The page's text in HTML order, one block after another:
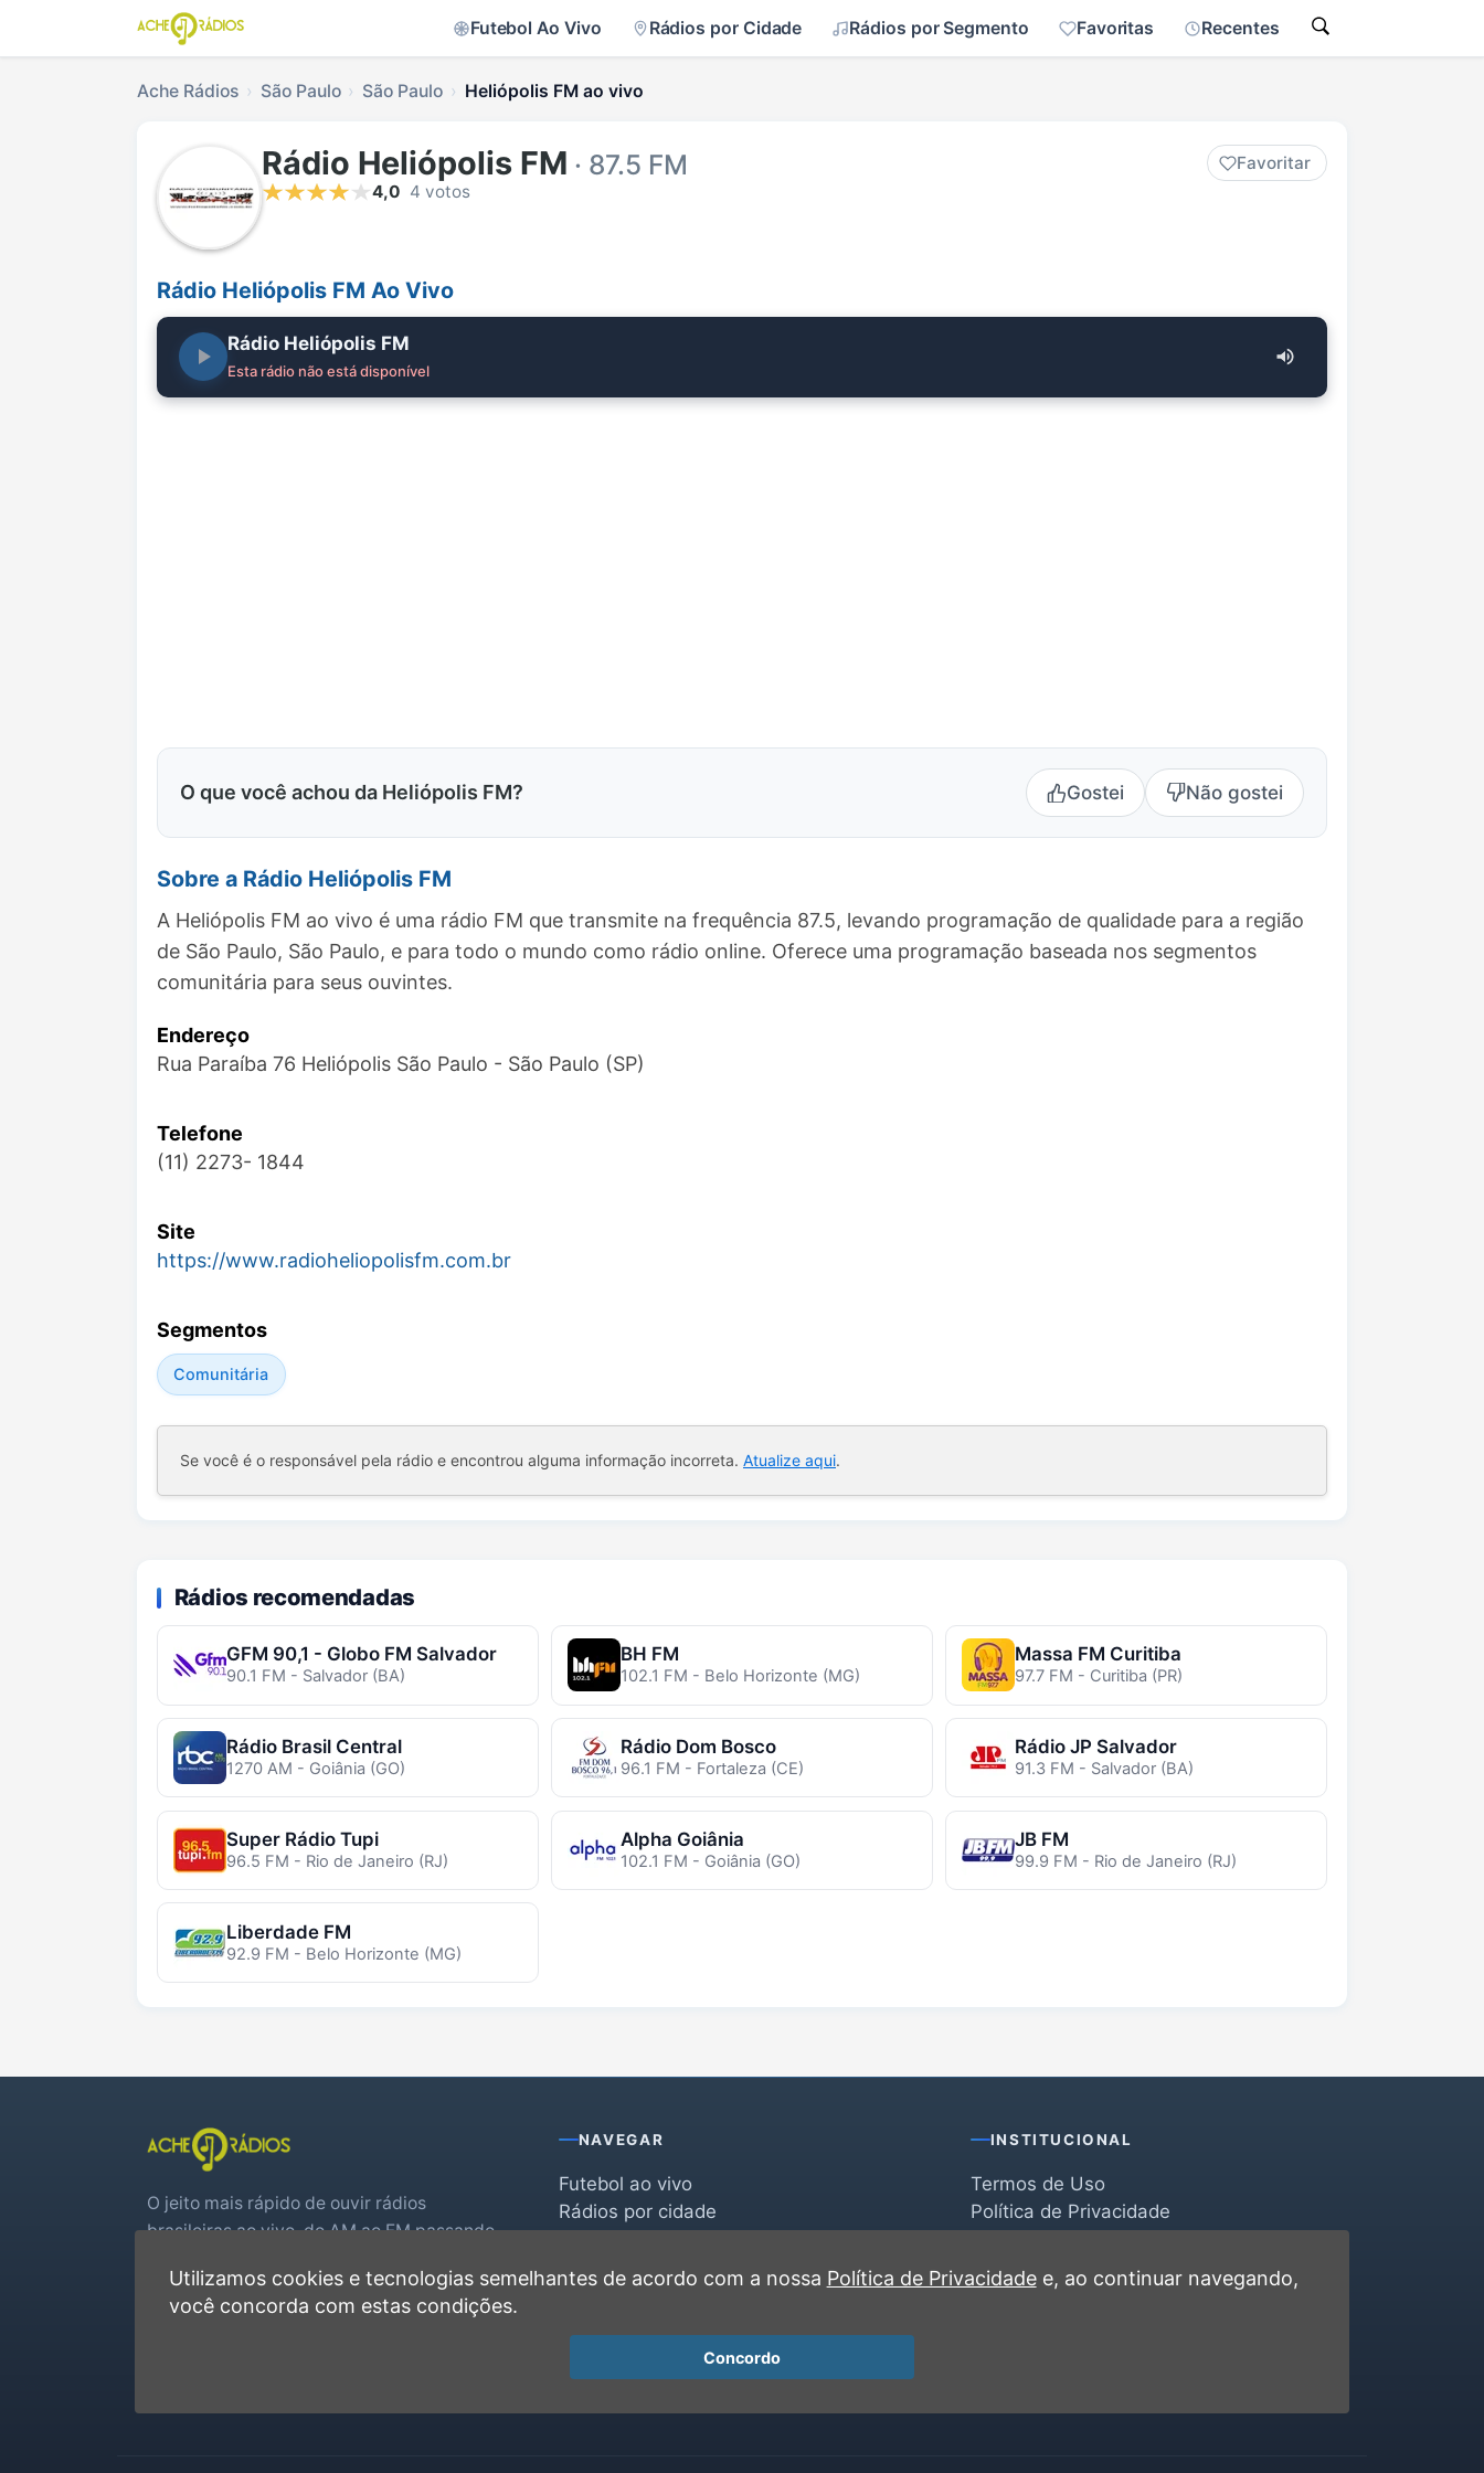
Futebol Ao Vivo Rádios por Cidade Rádios por Segmento Favoritas Recentes
Ache Rádios São Paulo São Paulo Heliópolis FM ao vivo
Rádio Heliópolis FM · 87.5 FM
Favoritar
4,0 4 votos
Rádio Heliópolis FM Ao Vivo
Rádio Heliópolis FM
Esta rádio não está disponível
O que você achou da Heliópolis FM? Gostei Não gostei
Sobre a Rádio Heliópolis FM
A Heliópolis FM ao vivo é uma rádio FM que transmite na frequência 87.5, levando programação de qualidade para a região
de São Paulo, São Paulo, e para todo o mundo como rádio online. Oferece uma programação baseada nos segmentos
comunitária para seus ouvintes.
Endereço
Rua Paraíba 76 Heliópolis São Paulo - São Paulo (SP)
Telefone
(11) 2273- 1844
Site
https://www.radioheliopolisfm.com.br
Segmentos
Comunitária
Se você é o responsável pela rádio e encontrou alguma informação incorreta. Atualize aqui.
Rádios recomendadas
GFM 90,1 - Globo FM Salvador
90.1 FM - Salvador (BA)
BH FM
102.1 FM - Belo Horizonte (MG)
Massa FM Curitiba
97.7 FM - Curitiba (PR)
Rádio Brasil Central
1270 AM - Goiânia (GO)
Rádio Dom Bosco
96.1 FM - Fortaleza (CE)
Rádio JP Salvador
91.3 FM - Salvador (BA)
Super Rádio Tupi
96.5 FM - Rio de Janeiro (RJ)
Alpha Goiânia
102.1 FM - Goiânia (GO)
JB FM
99.9 FM - Rio de Janeiro (RJ)
Liberdade FM
92.9 FM - Belo Horizonte (MG)
O jeito mais rápido de ouvir rádios
brasileiras ao vivo, do AM ao FM passando
real.
NAVEGAR
Futebol ao vivo
Rádios por cidade
Favoritas
INSTITUCIONAL
Termos de Uso
Política de Privacidade
Contato
Utilizamos cookies e tecnologias semelhantes de acordo com a nossa Política de Privacidadee, ao continuar navegando,
você concorda com estas condições.
Concordo